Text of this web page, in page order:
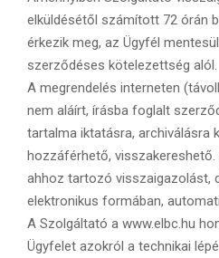
elküldésétől számított 72 órán
érkezik meg, az Ügyfél
szerződéses kötelezettség alól.
A megrendelés interneten
nem aláírt, írásba foglalt
tartalma iktatásra, archiválásra
hozzáférhető,
ahhoz tartozó visszaigazolást,
elektronikus formában,
A Szolgáltató a www.elbc.hu
Ügyfelet azokról a technikai